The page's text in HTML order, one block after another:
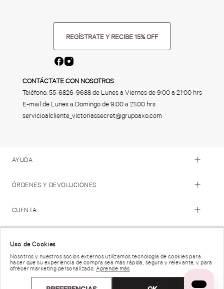
Uso de Cookies
Nosotros y nuestros socios externos utilizamos tecnología de cookies para
hacer que su experiencia de compra sea más rápida, segura y relevante, y para
ofrecer marketing personalizado. Aprende más
REGÍSTRATE Y RECIBE 15% OFF
CONTÁCTATE CON NOSOTROS
Teléfono:55-6826-9688de Lunes a Viernes de 9:00 a 21:00 hrs
E-mail de Lunes a Domingo de 9:00 a 21:00 hrs
servicioalcliente_victoriassecret@grupoaxo.com
AYUDA
ÓRDENES Y DEVOLUCIONES
CUENTA
Términos de Uso |Privacidad y Seguridad |
Derechos de Privacidad |Preferencias de anuncios |